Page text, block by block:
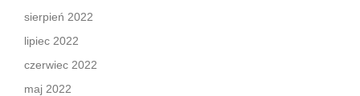
sierpień 2022
lipiec 2022
czerwiec 2022
maj 2022